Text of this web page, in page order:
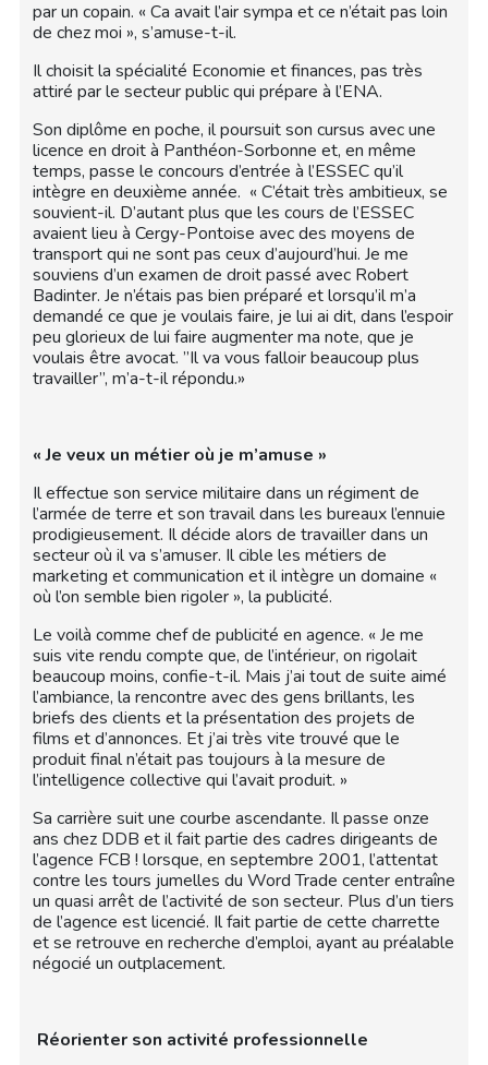
par un copain. « Ca avait l’air sympa et ce n’était pas loin
de chez moi », s’amuse-t-il.
Il choisit la spécialité Economie et finances, pas très
attiré par le secteur public qui prépare à l’ENA.
Son diplôme en poche, il poursuit son cursus avec une
licence en droit à Panthéon-Sorbonne et, en même
temps, passe le concours d’entrée à l’ESSEC qu’il
intègre en deuxième année. « C’était très ambitieux, se
souvient-il. D’autant plus que les cours de l’ESSEC
avaient lieu à Cergy-Pontoise avec des moyens de
transport qui ne sont pas ceux d’aujourd’hui. Je me
souviens d’un examen de droit passé avec Robert
Badinter. Je n’étais pas bien préparé et lorsqu’il m’a
demandé ce que je voulais faire, je lui ai dit, dans l’espoir
peu glorieux de lui faire augmenter ma note, que je
voulais être avocat. ”Il va vous falloir beaucoup plus
travailler”, m’a-t-il répondu.»
« Je veux un métier où je m’amuse »
Il effectue son service militaire dans un régiment de
l’armée de terre et son travail dans les bureaux l’ennuie
prodigieusement. Il décide alors de travailler dans un
secteur où il va s’amuser. Il cible les métiers de
marketing et communication et il intègre un domaine «
où l’on semble bien rigoler », la publicité.
Le voilà comme chef de publicité en agence. « Je me
suis vite rendu compte que, de l’intérieur, on rigolait
beaucoup moins, confie-t-il. Mais j’ai tout de suite aimé
l’ambiance, la rencontre avec des gens brillants, les
briefs des clients et la présentation des projets de
films et d’annonces. Et j’ai très vite trouvé que le
produit final n’était pas toujours à la mesure de
l’intelligence collective qui l’avait produit. »
Sa carrière suit une courbe ascendante. Il passe onze
ans chez DDB et il fait partie des cadres dirigeants de
l’agence FCB ! lorsque, en septembre 2001, l’attentat
contre les tours jumelles du Word Trade center entraîne
un quasi arrêt de l’activité de son secteur. Plus d’un tiers
de l’agence est licencié. Il fait partie de cette charrette
et se retrouve en recherche d’emploi, ayant au préalable
négocié un outplacement.
Réorienter son activité professionnelle